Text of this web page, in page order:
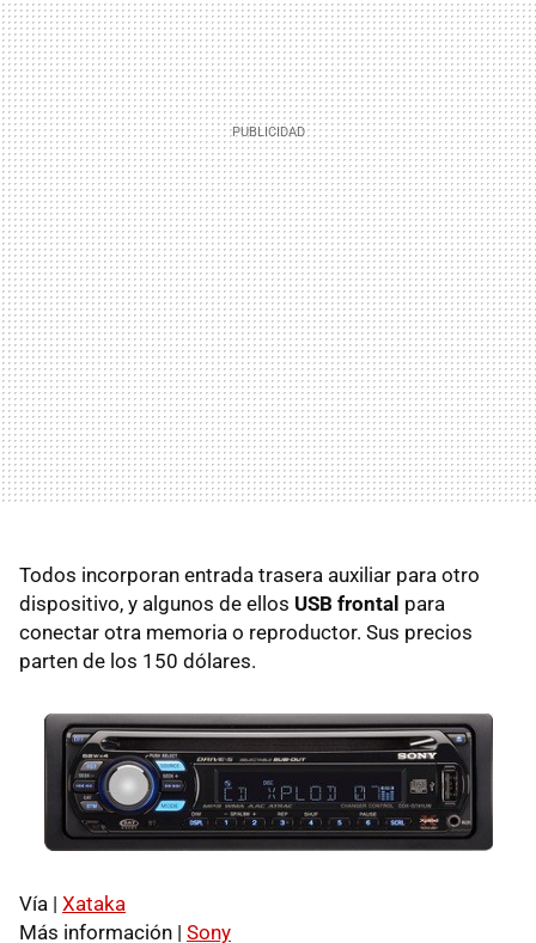
Todos incorporan entrada trasera auxiliar para otro
dispositivo, y algunos de ellos USB frontal para
conectar otra memoria o reproductor. Sus precios
parten de los 150 dólares.
Vía | Xataka
Más información | Sony